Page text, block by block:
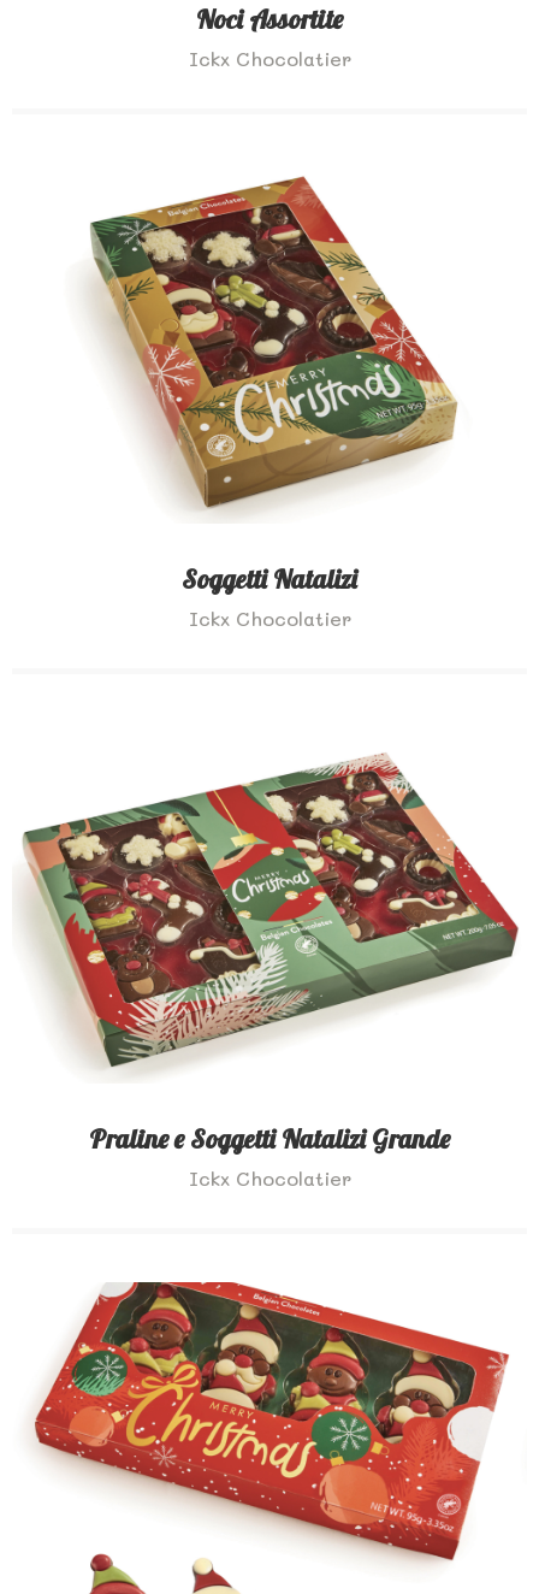
Noci Assortite
Ickx Chocolatier
Soggetti Natalizi
Ickx Chocolatier
Praline e Soggetti Natalizi Grande
Ickx Chocolatier